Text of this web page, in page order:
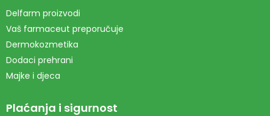
Delfarm proizvodi
Vaš farmaceut preporučuje
Dermokozmetika
Dodaci prehrani
Majke i djeca
Plaćanja i sigurnost